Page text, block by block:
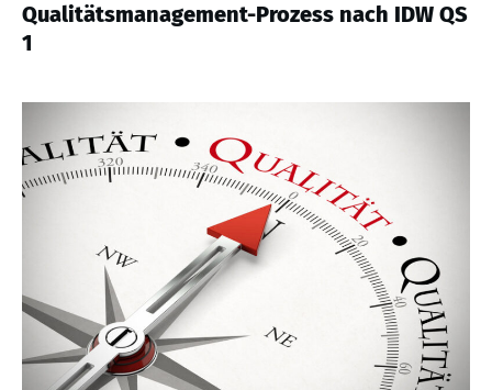
Qualitätsmanagement-Prozess nach IDW QS
1